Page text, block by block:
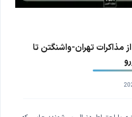
مذاکرات تهران-واشنگتن تا